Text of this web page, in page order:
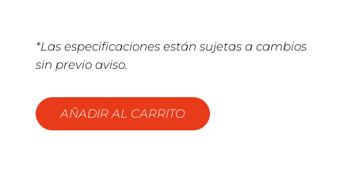
*Las especificaciones están sujetas a cambios
sin previo aviso.
AÑADIR AL CARRITO